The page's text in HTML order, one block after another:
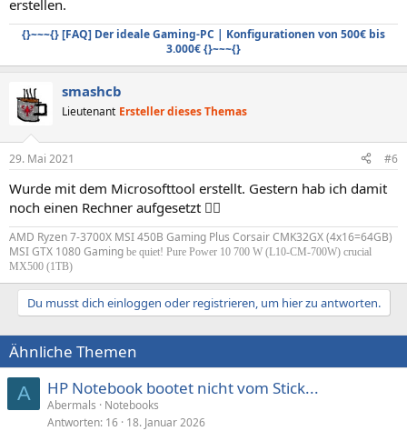
erstellen.
{}~~~{} [FAQ] Der ideale Gaming-PC | Konfigurationen von 500€ bis
3.000€ {}~~~{}
smashcb
Lieutenant Ersteller dieses Themas
29. Mai 2021 #6
Wurde mit dem Microsofttool erstellt. Gestern hab ich damit
noch einen Rechner aufgesetzt 🤷‍♂️
AMD Ryzen 7-3700X MSI 450B Gaming Plus Corsair CMK32GX (4x16=64GB)
MSI GTX 1080 Gaming be quiet! Pure Power 10 700 W (L10-CM-700W) crucial
MX500 (1TB)
Du musst dich einloggen oder registrieren, um hier zu antworten.
Ähnliche Themen
A HP Notebook bootet nicht vom Stick...
Abermals
Notebooks
Antworten 16 18. Januar 2026